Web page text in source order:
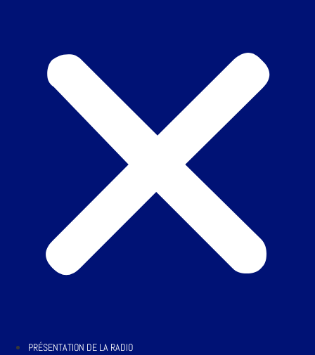
PRÉSENTATION DE LA RADIO